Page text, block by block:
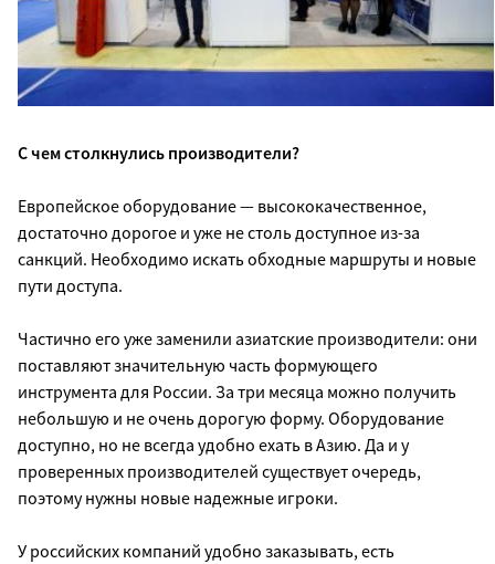
С чем столкнулись производители?
Европейское оборудование — высококачественное,
достаточно дорогое и уже не столь доступное из-за
санкций. Необходимо искать обходные маршруты и новые
пути доступа.
Частично его уже заменили азиатские производители: они
поставляют значительную часть формующего
инструмента для России. За три месяца можно получить
небольшую и не очень дорогую форму. Оборудование
доступно, но не всегда удобно ехать в Азию. Да и у
проверенных производителей существует очередь,
поэтому нужны новые надежные игроки.
У российских компаний удобно заказывать, есть